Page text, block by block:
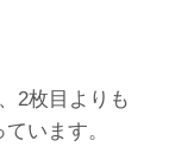
2枚目よりも
います。